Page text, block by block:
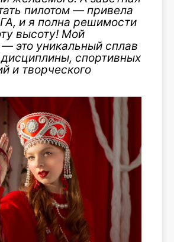
пилотом — привела
и я полна решимости
высоту! Мой
— это уникальный сплав
спортивных
и творческого